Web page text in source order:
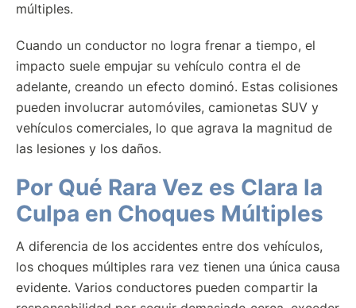
múltiples.
Cuando un conductor no logra frenar a tiempo, el
impacto suele empujar su vehículo contra el de
adelante, creando un efecto dominó. Estas colisiones
pueden involucrar automóviles, camionetas SUV y
vehículos comerciales, lo que agrava la magnitud de
las lesiones y los daños.
Por Qué Rara Vez es Clara la
Culpa en Choques Múltiples
A diferencia de los accidentes entre dos vehículos,
los choques múltiples rara vez tienen una única causa
evidente. Varios conductores pueden compartir la